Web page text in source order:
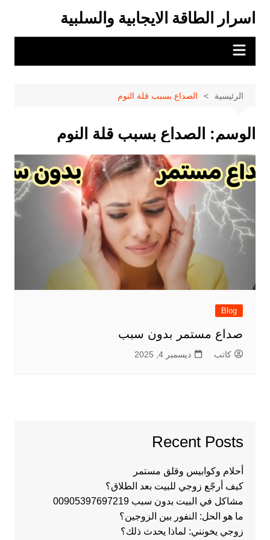
المحتوى
اسرار الطاقة الايجابية والسلبية
الرئيسية الصداع بسبب قلة النوم
الوسم: الصداع بسبب قلة النوم
Blog
صداع مستمر بدون سبب
كاتب ديسمبر 4, 2025
Recent Posts
أحلام وكوابيس وقلق مستمر
كيف أرجّع زوجي للبيت بعد الطلاق؟
مشاكل في البيت بدون سبب 00905397697219
ما هو الحل: النفور بين الزوجين؟
زوجي يخونني: لماذا يحدث ذلك؟